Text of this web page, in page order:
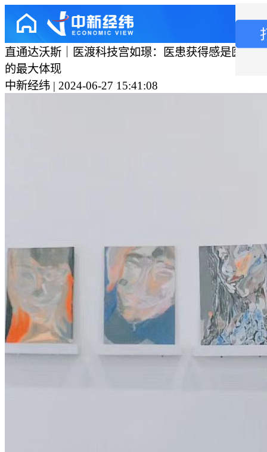
直通达沃斯｜医渡科技宫如璟：医患获得感是医疗
的最大体现
中新经纬 | 2024-06-27 15:41:08